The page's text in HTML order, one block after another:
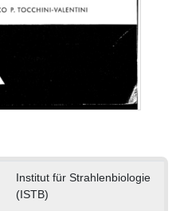
Institut für Strahlenbiologie
(ISTB)